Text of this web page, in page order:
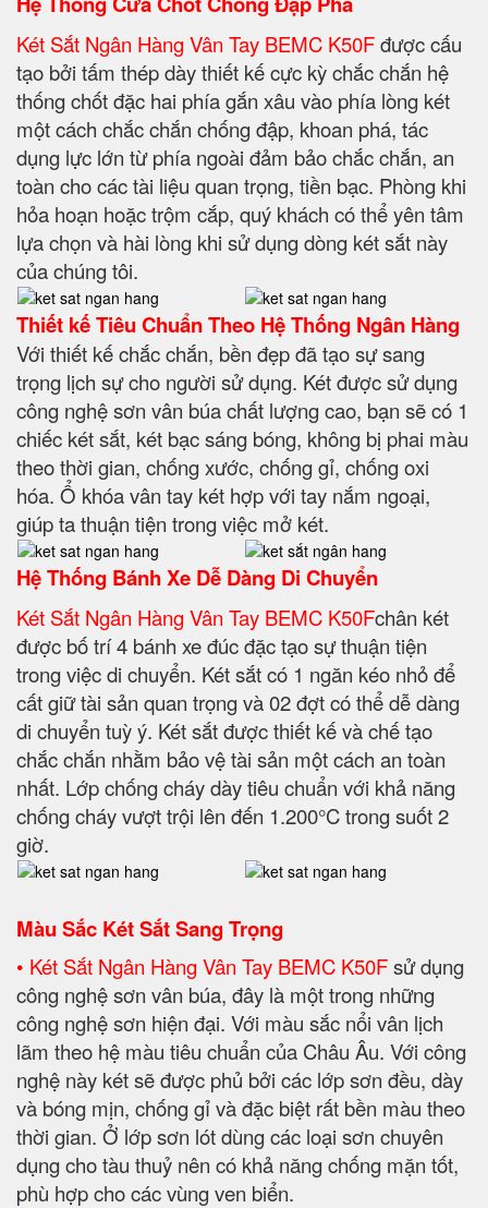
Két Sắt Ngân Hàng Vân Tay BEMC K50Fđược cấu
tạo bởi tấm thép dày thiết kế cực kỳ chắc chắn hệ
thống chốt đặc hai phía gắn xâu vào phía lòng két
một cách chắc chắn chống đập, khoan phá, tác
dụng lực lớn từ phía ngoài đảm bảo chắc chắn, an
toàn cho các tài liệu quan trọng, tiền bạc. Phòng khi
hỏa hoạn hoặc trộm cắp, quý khách có thể yên tâm
lựa chọn và hài lòng khi sử dụng dòng két sắt này
của chúng tôi.
Thiết kế Tiêu Chuẩn Theo Hệ Thống Ngân Hàng
Với thiết kế chắc chắn, bền đẹp đã tạo sự sang
trọng lịch sự cho người sử dụng. Két được sử dụng
công nghệ sơn vân búa chất lượng cao, bạn sẽ có 1
chiếc két sắt, két bạc sáng bóng, không bị phai màu
theo thời gian, chống xước, chống gỉ, chống oxi
hóa. Ổ khóa vân tay két hợp với tay nắm ngoại,
giúp ta thuận tiện trong việc mở két.
Hệ Thống Bánh Xe Dễ Dàng Di Chuyển
Két Sắt Ngân Hàng Vân Tay BEMC K50Fchân két
được bố trí 4 bánh xe đúc đặc tạo sự thuận tiện
trong việc di chuyển. Két sắt có 1 ngăn kéo nhỏ để
cất giữ tài sản quan trọng và 02 đợt có thể dễ dàng
di chuyển tuỳ ý. Két sắt được thiết kế và chế tạo
chắc chắn nhằm bảo vệ tài sản một cách an toàn
nhất. Lớp chống cháy dày tiêu chuẩn với khả năng
chống cháy vượt trội lên đến 1.200°C trong suốt 2
giờ.
Màu Sắc Két Sắt Sang Trọng
• Két Sắt Ngân Hàng Vân Tay BEMC K50Fsử dụng
công nghệ sơn vân búa, đây là một trong những
công nghệ sơn hiện đại. Với màu sắc nổi vân lịch
lãm theo hệ màu tiêu chuẩn của Châu Âu. Với công
nghệ này két sẽ được phủ bởi các lớp sơn đều, dày
và bóng mịn, chống gỉ và đặc biệt rất bền màu theo
thời gian. Ở lớp sơn lót dùng các loại sơn chuyên
dụng cho tàu thuỷ nên có khả năng chống mặn tốt,
phù hợp cho các vùng ven biển.